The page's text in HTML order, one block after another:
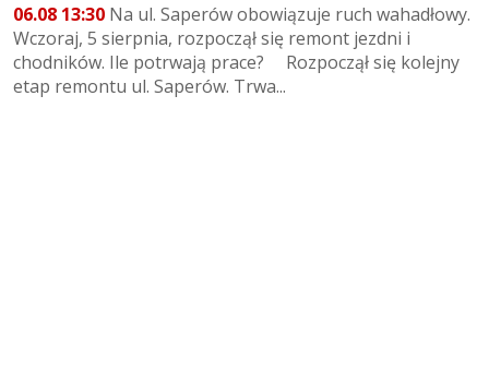
06.08 13:30 Na ul. Saperów obowiązuje ruch wahadłowy.
Wczoraj, 5 sierpnia, rozpoczął się remont jezdni i
chodników. Ile potrwają prace? Rozpoczął się kolejny
etap remontu ul. Saperów. Trwa...